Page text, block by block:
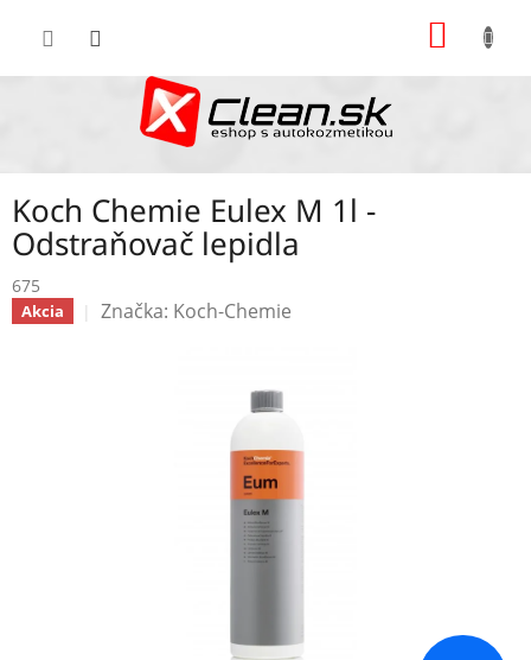
Koch Chemie Eulex M 1l -
Odstraňovač lepidla
675
Akcia Značka: Koch-Chemie